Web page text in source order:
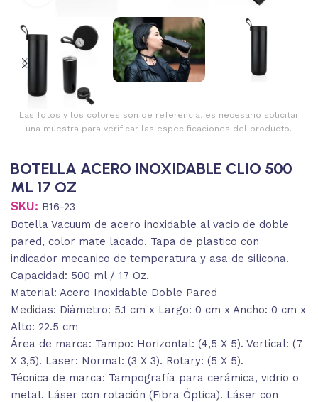
Las fotos y los colores son de referencia, es necesario solicitar
una muestra para verificar las especificaciones del producto.
BOTELLA ACERO INOXIDABLE CLIO 500
ML 17 OZ
SKU: B16-23
Botella Vacuum de acero inoxidable al vacio de doble
pared, color mate lacado. Tapa de plastico con
indicador mecanico de temperatura y asa de silicona.
Capacidad: 500 ml / 17 Oz.
Material: Acero Inoxidable Doble Pared
Medidas: Diámetro: 5.1 cm x Largo: 0 cm x Ancho: 0 cm x
Alto: 22.5 cm
Área de marca: Tampo: Horizontal: (4,5 X 5). Vertical: (7
X 3,5). Laser: Normal: (3 X 3). Rotary: (5 X 5).
Técnica de marca: Tampografía para cerámica, vidrio o
metal. Láser con rotación (Fibra Óptica). Láser con